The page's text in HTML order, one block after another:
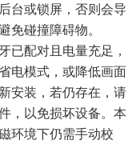
台或锁屏，否则会导
免碰撞障碍物。
已配对且电量充足，
电模式，或降低画面
安装，若仍存在，请
，以免损坏设备。本
环境下仍需手动校